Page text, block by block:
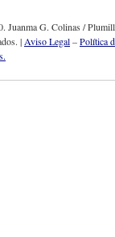
Juanma G. Colinas /
|Aviso Legal–Política